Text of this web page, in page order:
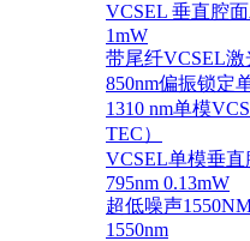
VCSEL 垂直腔
1mW
带尾纤VCSEL激
850nm偏振锁定
1310 nm单模
TEC）
VCSEL单模垂
795nm 0.13mW
超低噪声
1550nm